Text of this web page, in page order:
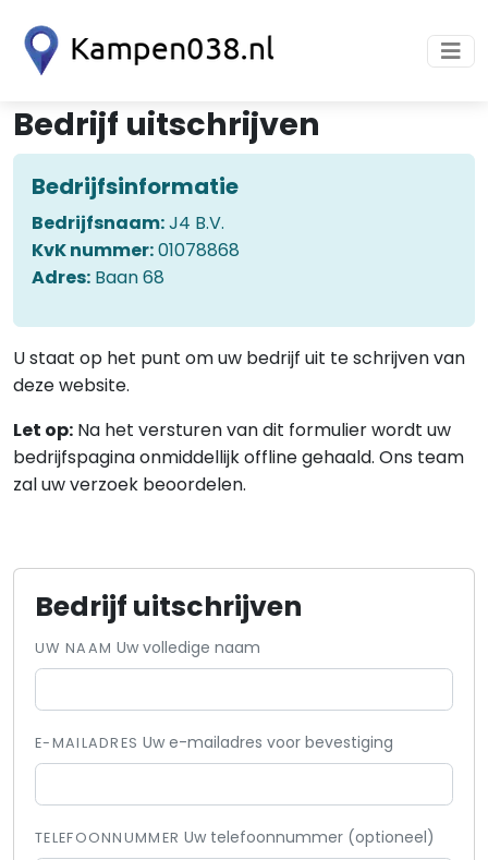
Bedrijf uitschrijven
Bedrijfsinformatie
Bedrijfsnaam:J4 B.V.
KvK nummer:01078868
Adres: Baan 68
U staat op het punt om uw bedrijf uit te schrijven van
deze website.
Let op: Na het versturen van dit formulier wordt uw
bedrijfspagina onmiddellijk offline gehaald. Ons team
zal uw verzoek beoordelen.
Bedrijf uitschrijven
UW NAAM Uw volledige naam
E-MAILADRES Uw e-mailadres voor bevestiging
TELEFOONNUMMER Uw telefoonnummer (optioneel)